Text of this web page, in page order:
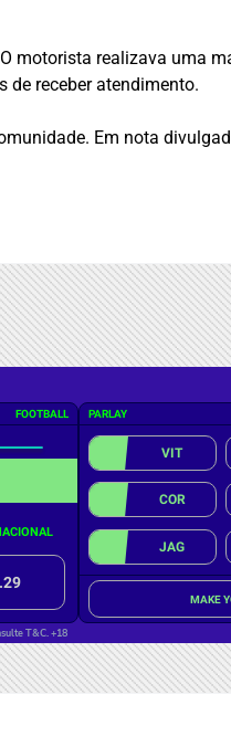
motorista realizava uma
de receber atendimento.
Em nota